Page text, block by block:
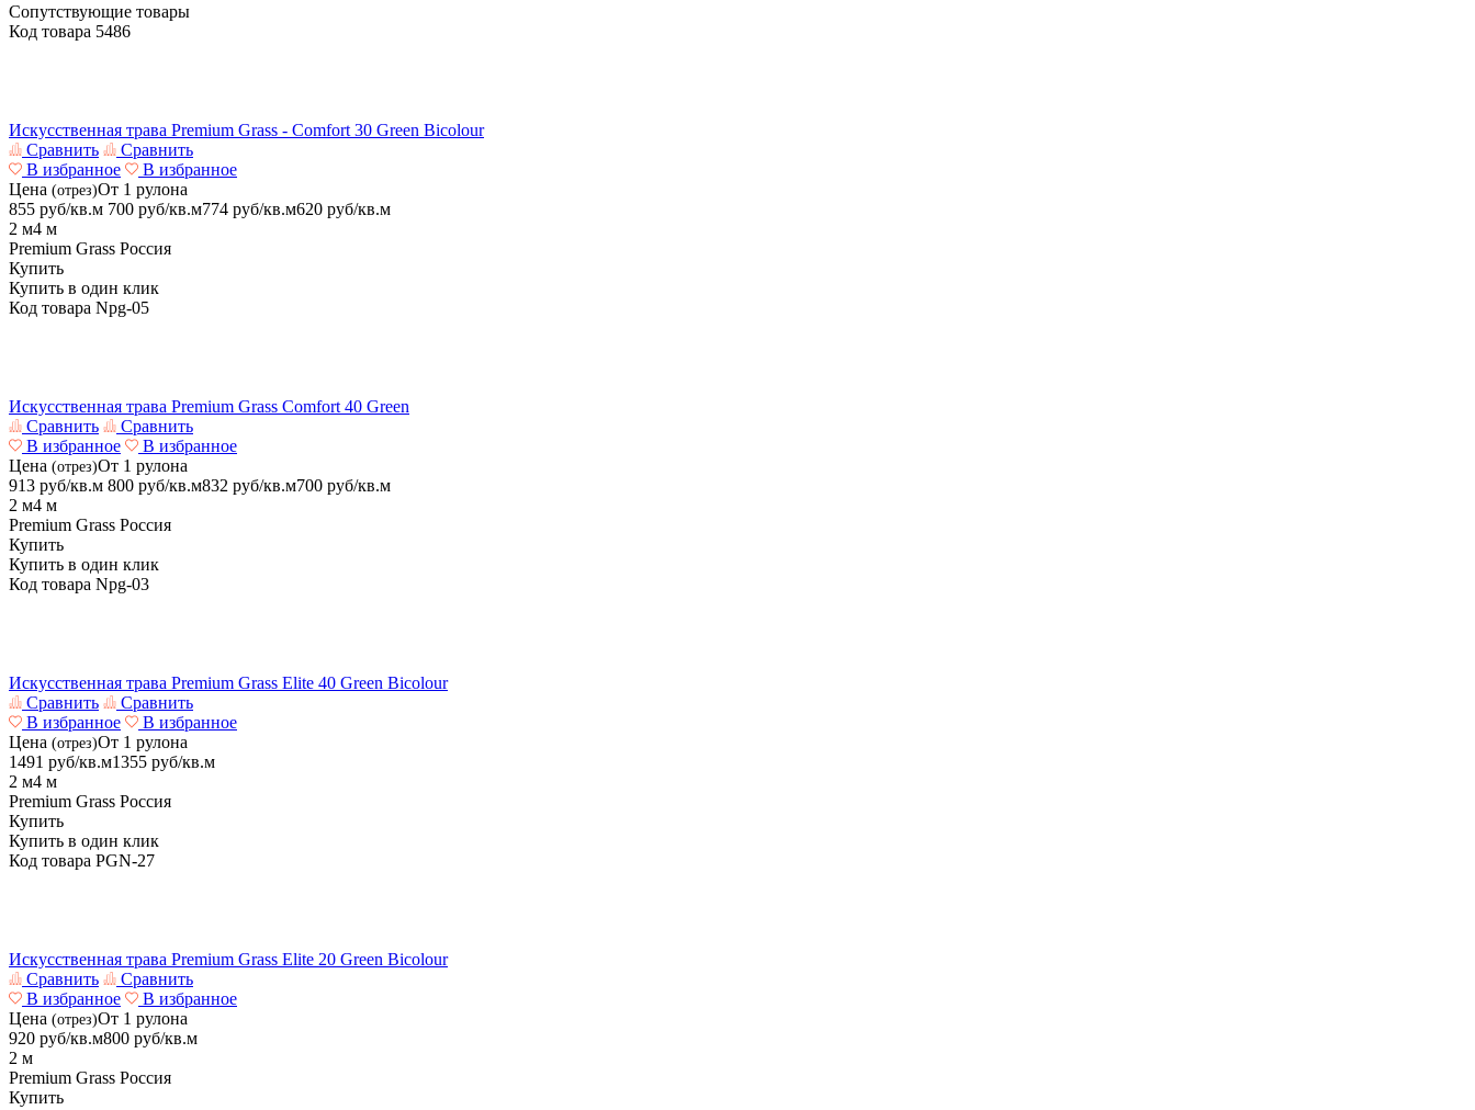
Сопутствующие товары
Код товара 5486
Искусственная трава Premium Grass - Comfort 30 Green Bicolour
Сравнить
Сравнить
В избранное
В избранное
Цена (отрез)От 1 рулона
855 руб/кв.м 700 руб/кв.м774 руб/кв.м620 руб/кв.м
2 м4 м
Premium Grass Россия
Купить
Купить в один клик
Код товара Npg-05
Искусственная трава Premium Grass Comfort 40 Green
Сравнить
Сравнить
В избранное
В избранное
Цена (отрез)От 1 рулона
913 руб/кв.м 800 руб/кв.м832 руб/кв.м700 руб/кв.м
2 м4 м
Premium Grass Россия
Купить
Купить в один клик
Код товара Npg-03
Искусственная трава Premium Grass Elite 40 Green Bicolour
Сравнить
Сравнить
В избранное
В избранное
Цена (отрез)От 1 рулона
1491 руб/кв.м1355 руб/кв.м
2 м4 м
Premium Grass Россия
Купить
Купить в один клик
Код товара PGN-27
Искусственная трава Premium Grass Elite 20 Green Bicolour
Сравнить
Сравнить
В избранное
В избранное
Цена (отрез)От 1 рулона
920 руб/кв.м800 руб/кв.м
2 м
Premium Grass Россия
Купить